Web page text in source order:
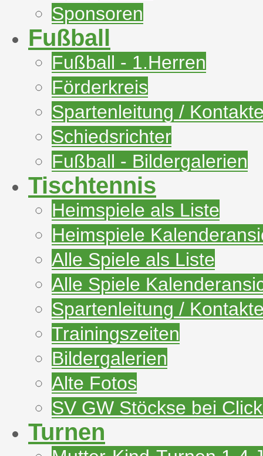
Sponsoren
Fußball
Fußball - 1.Herren
Förderkreis
Spartenleitung /
Schiedsrichter
Fußball - Bildergalerien
Tischtennis
Heimspiele als Liste
Heimspiele
Alle Spiele als Liste
Alle Spiele
Spartenleitung /
Trainingszeiten
Bildergalerien
Alte Fotos
SV GW Stöckse bei
Turnen